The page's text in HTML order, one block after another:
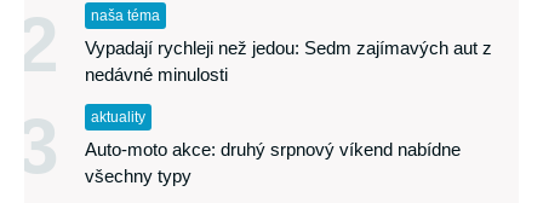
2 naša téma
Vypadají rychleji než jedou: Sedm zajímavých aut z
nedávné minulosti
3 aktuality
Auto-moto akce: druhý srpnový víkend nabídne
všechny typy